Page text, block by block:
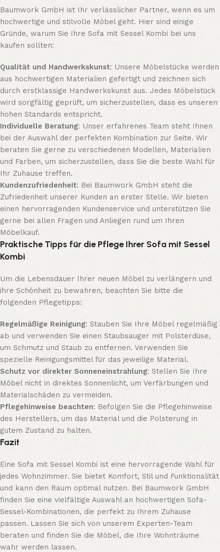
Baumwork GmbH ist Ihr verlässlicher Partner, wenn es um
hochwertige und stilvolle Möbel geht. Hier sind einige
Gründe, warum Sie Ihre Sofa mit Sessel Kombi bei uns
kaufen sollten:
Qualität und Handwerkskunst: Unsere Möbelstücke werden
aus hochwertigen Materialien gefertigt und zeichnen sich
durch erstklassige Handwerkskunst aus. Jedes Möbelstück
wird sorgfältig geprüft, um sicherzustellen, dass es unseren
hohen Standards entspricht.
Individuelle Beratung: Unser erfahrenes Team steht Ihnen
bei der Auswahl der perfekten Kombination zur Seite. Wir
beraten Sie gerne zu verschiedenen Modellen, Materialien
und Farben, um sicherzustellen, dass Sie die beste Wahl für
Ihr Zuhause treffen.
Kundenzufriedenheit: Bei Baumwork GmbH steht die
Zufriedenheit unserer Kunden an erster Stelle. Wir bieten
einen hervorragenden Kundenservice und unterstützen Sie
gerne bei allen Fragen und Anliegen rund um Ihren
Möbelkauf.
Praktische Tipps für die Pflege Ihrer Sofa mit Sessel
Kombi
Um die Lebensdauer Ihrer neuen Möbel zu verlängern und
ihre Schönheit zu bewahren, beachten Sie bitte die
folgenden Pflegetipps:
Regelmäßige Reinigung: Stauben Sie Ihre Möbel regelmäßig
ab und verwenden Sie einen Staubsauger mit Polsterdüse,
um Schmutz und Staub zu entfernen. Verwenden Sie
spezielle Reinigungsmittel für das jeweilige Material.
Schutz vor direkter Sonneneinstrahlung: Stellen Sie Ihre
Möbel nicht in direktes Sonnenlicht, um Verfärbungen und
Materialschäden zu vermeiden.
Pflegehinweise beachten: Befolgen Sie die Pflegehinweise
des Herstellers, um das Material und die Polsterung in
gutem Zustand zu halten.
Fazit
Eine Sofa mit Sessel Kombi ist eine hervorragende Wahl für
jedes Wohnzimmer. Sie bietet Komfort, Stil und Funktionalität
und kann den Raum optimal nutzen. Bei Baumwork GmbH
finden Sie eine vielfältige Auswahl an hochwertigen Sofa-
Sessel-Kombinationen, die perfekt zu Ihrem Zuhause
passen. Lassen Sie sich von unserem Experten-Team
beraten und finden Sie die Möbel, die Ihre Wohnträume
wahr werden lassen.